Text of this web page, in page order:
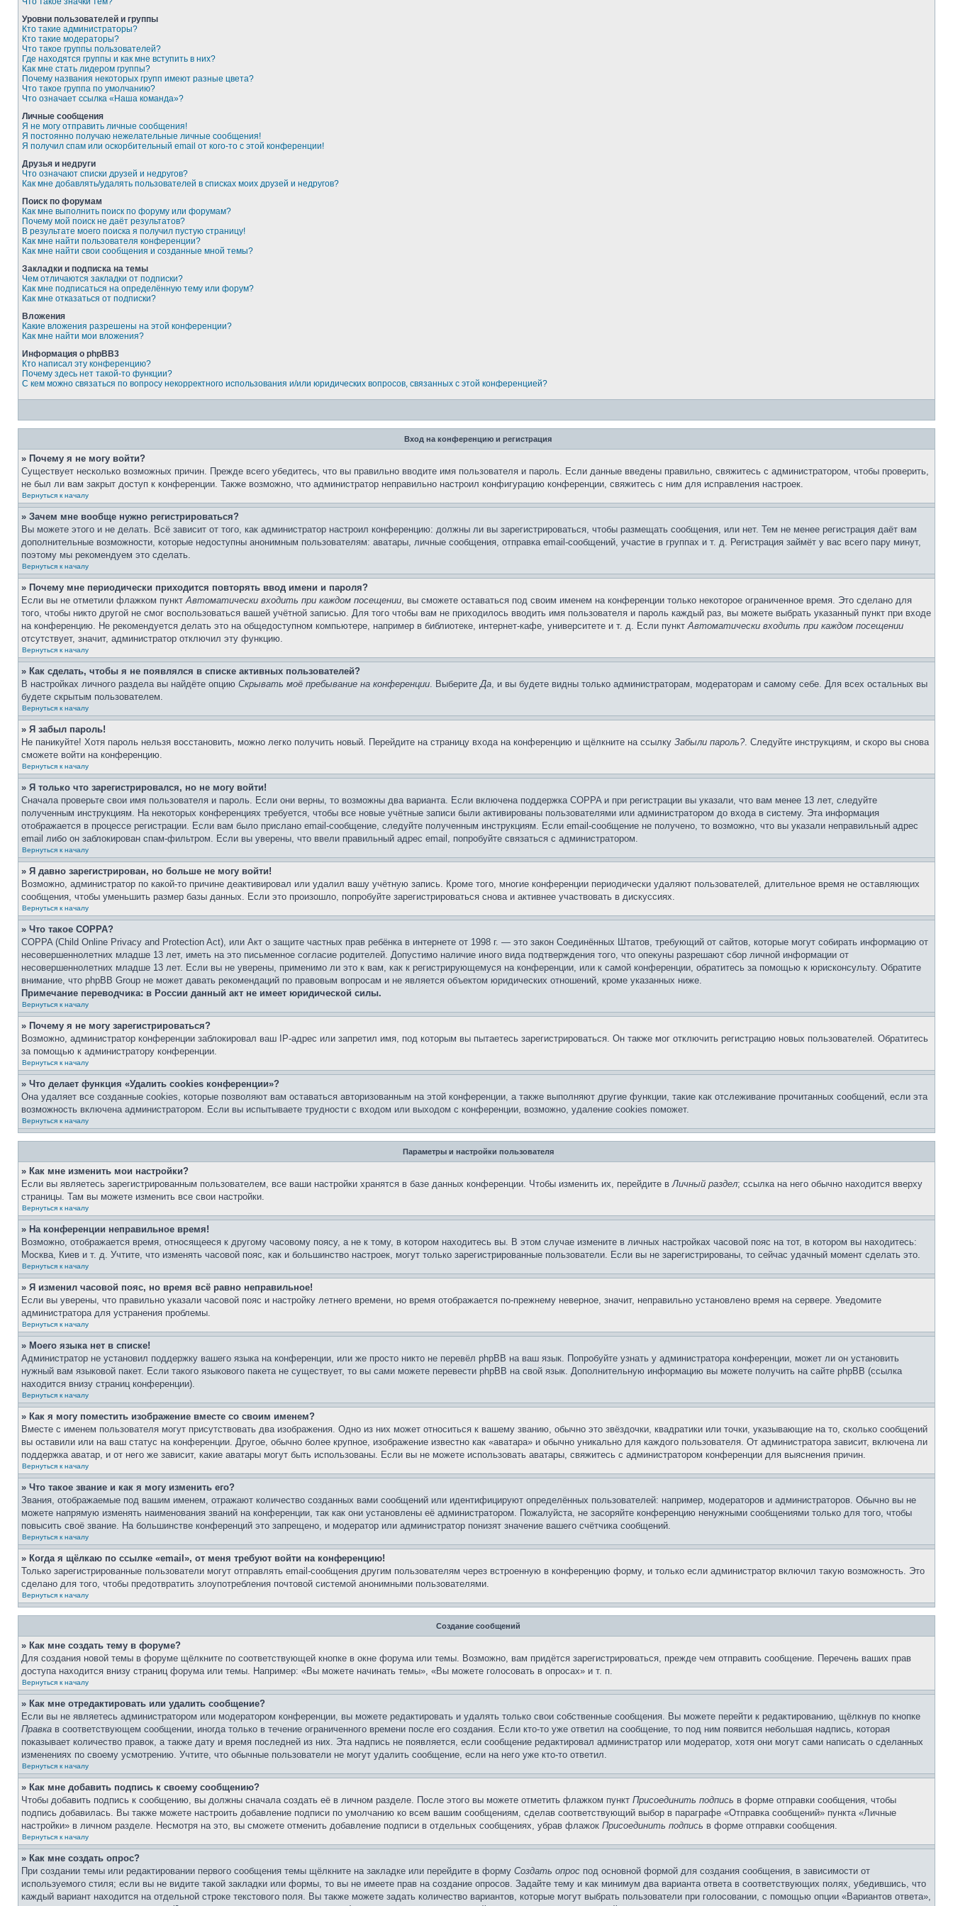
Уровни пользователей и группы
Кто такие администраторы?
Кто такие модераторы?
Что такое группы пользователей?
Где находятся группы и как мне вступить в них?
Как мне стать лидером группы?
Почему названия некоторых групп имеют разные цвета?
Что такое группа по умолчанию?
Что означает ссылка «Наша команда»?
Личные сообщения
Я не могу отправить личные сообщения!
Я постоянно получаю нежелательные личные сообщения!
Я получил спам или оскорбительный email от кого-то с этой конференции!
Друзья и недруги
Что означают списки друзей и недругов?
Как мне добавлять/удалять пользователей в списках моих друзей и недругов?
Поиск по форумам
Как мне выполнить поиск по форуму или форумам?
Почему мой поиск не даёт результатов?
В результате моего поиска я получил пустую страницу!
Как мне найти пользователя конференции?
Как мне найти свои сообщения и созданные мной темы?
Закладки и подписка на темы
Чем отличаются закладки от подписки?
Как мне подписаться на определённую тему или форум?
Как мне отказаться от подписки?
Вложения
Какие вложения разрешены на этой конференции?
Как мне найти мои вложения?
Информация о phpBB3
Кто написал эту конференцию?
Почему здесь нет такой-то функции?
С кем можно связаться по вопросу некорректного использования и/или юридических вопросов, связанных с этой конференцией?
Вход на конференцию и регистрация
» Почему я не могу войти?
Существует несколько возможных причин. Прежде всего убедитесь, что вы правильно вводите имя пользователя и пароль. Если данные введены правильно, свяжитесь с администратором, чтобы проверить,
не был ли вам закрыт доступ к конференции. Также возможно, что администратор неправильно настроил конфигурацию конференции, свяжитесь с ним для исправления настроек.
Вернуться к началу
» Зачем мне вообще нужно регистрироваться?
Вы можете этого и не делать. Всё зависит от того, как администратор настроил конференцию: должны ли вы зарегистрироваться, чтобы размещать сообщения, или нет. Тем не менее регистрация даёт вам
дополнительные возможности, которые недоступны анонимным пользователям: аватары, личные сообщения, отправка email-сообщений, участие в группах и т. д. Регистрация займёт у вас всего пару минут,
поэтому мы рекомендуем это сделать.
Вернуться к началу
» Почему мне периодически приходится повторять ввод имени и пароля?
Если вы не отметили флажком пунктАвтоматически входить при каждом посещении, вы сможете оставаться под своим именем на конференции только некоторое ограниченное время. Это сделано для
того, чтобы никто другой не смог воспользоваться вашей учётной записью. Для того чтобы вам не приходилось вводить имя пользователя и пароль каждый раз, вы можете выбрать указанный пункт при входе
на конференцию. Не рекомендуется делать это на общедоступном компьютере, например в библиотеке, интернет-кафе, университете и т. д. Если пунктАвтоматически входить при каждом посещении
отсутствует, значит, администратор отключил эту функцию.
Вернуться к началу
» Как сделать, чтобы я не появлялся в списке активных пользователей?
В настройках личного раздела вы найдёте опцию Скрывать моё пребывание на конференции. ВыберитеДа, и вы будете видны только администраторам, модераторам и самому себе. Для всех остальных вы
будете скрытым пользователем.
Вернуться к началу
» Я забыл пароль!
Не паникуйте! Хотя пароль нельзя восстановить, можно легко получить новый. Перейдите на страницу входа на конференцию и щёлкните на ссылку Забыли пароль?. Следуйте инструкциям, и скоро вы снова
сможете войти на конференцию.
Вернуться к началу
» Я только что зарегистрировался, но не могу войти!
Сначала проверьте свои имя пользователя и пароль. Если они верны, то возможны два варианта. Если включена поддержка COPPA и при регистрации вы указали, что вам менее 13 лет, следуйте
полученным инструкциям. На некоторых конференциях требуется, чтобы все новые учётные записи были активированы пользователями или администратором до входа в систему. Эта информация
отображается в процессе регистрации. Если вам было прислано email-сообщение, следуйте полученным инструкциям. Если email-сообщение не получено, то возможно, что вы указали неправильный адрес
email либо он заблокирован спам-фильтром. Если вы уверены, что ввели правильный адрес email, попробуйте связаться с администратором.
Вернуться к началу
» Я давно зарегистрирован, но больше не могу войти!
Возможно, администратор по какой-то причине деактивировал или удалил вашу учётную запись. Кроме того, многие конференции периодически удаляют пользователей, длительное время не оставляющих
сообщения, чтобы уменьшить размер базы данных. Если это произошло, попробуйте зарегистрироваться снова и активнее участвовать в дискуссиях.
Вернуться к началу
» Что такое COPPA?
COPPA (Child Online Privacy and Protection Act), или Акт о защите частных прав ребёнка в интернете от 1998 г. — это закон Соединённых Штатов, требующий от сайтов, которые могут собирать информацию от
несовершеннолетних младше 13 лет, иметь на это письменное согласие родителей. Допустимо наличие иного вида подтверждения того, что опекуны разрешают сбор личной информации от
несовершеннолетних младше 13 лет. Если вы не уверены, применимо ли это к вам, как к регистрирующемуся на конференции, или к самой конференции, обратитесь за помощью к юрисконсульту. Обратите
внимание, что phpBB Group не может давать рекомендаций по правовым вопросам и не является объектом юридических отношений, кроме указанных ниже.
Примечание переводчика: в России данный акт не имеет юридической силы.
Вернуться к началу
» Почему я не могу зарегистрироваться?
Возможно, администратор конференции заблокировал ваш IP-адрес или запретил имя, под которым вы пытаетесь зарегистрироваться. Он также мог отключить регистрацию новых пользователей. Обратитесь
за помощью к администратору конференции.
Вернуться к началу
» Что делает функция «Удалить cookies конференции»?
Она удаляет все созданные cookies, которые позволяют вам оставаться авторизованным на этой конференции, а также выполняют другие функции, такие как отслеживание прочитанных сообщений, если эта
возможность включена администратором. Если вы испытываете трудности с входом или выходом с конференции, возможно, удаление cookies поможет.
Вернуться к началу
Параметры и настройки пользователя
» Как мне изменить мои настройки?
Если вы являетесь зарегистрированным пользователем, все ваши настройки хранятся в базе данных конференции. Чтобы изменить их, перейдите вЛичный раздел; ссылка на него обычно находится вверху
страницы. Там вы можете изменить все свои настройки.
Вернуться к началу
» На конференции неправильное время!
Возможно, отображается время, относящееся к другому часовому поясу, а не к тому, в котором находитесь вы. В этом случае измените в личных настройках часовой пояс на тот, в котором вы находитесь:
Москва, Киев и т. д. Учтите, что изменять часовой пояс, как и большинство настроек, могут только зарегистрированные пользователи. Если вы не зарегистрированы, то сейчас удачный момент сделать это.
Вернуться к началу
» Я изменил часовой пояс, но время всё равно неправильное!
Если вы уверены, что правильно указали часовой пояс и настройку летнего времени, но время отображается по-прежнему неверное, значит, неправильно установлено время на сервере. Уведомите
администратора для устранения проблемы.
Вернуться к началу
» Моего языка нет в списке!
Администратор не установил поддержку вашего языка на конференции, или же просто никто не перевёл phpBB на ваш язык. Попробуйте узнать у администратора конференции, может ли он установить
нужный вам языковой пакет. Если такого языкового пакета не существует, то вы сами можете перевести phpBB на свой язык. Дополнительную информацию вы можете получить на сайте phpBB (ссылка
находится внизу страниц конференции).
Вернуться к началу
» Как я могу поместить изображение вместе со своим именем?
Вместе с именем пользователя могут присутствовать два изображения. Одно из них может относиться к вашему званию, обычно это звёздочки, квадратики или точки, указывающие на то, сколько сообщений
вы оставили или на ваш статус на конференции. Другое, обычно более крупное, изображение известно как «аватара» и обычно уникально для каждого пользователя. От администратора зависит, включена ли
поддержка аватар, и от него же зависит, какие аватары могут быть использованы. Если вы не можете использовать аватары, свяжитесь с администратором конференции для выяснения причин.
Вернуться к началу
» Что такое звание и как я могу изменить его?
Звания, отображаемые под вашим именем, отражают количество созданных вами сообщений или идентифицируют определённых пользователей: например, модераторов и администраторов. Обычно вы не
можете напрямую изменять наименования званий на конференции, так как они установлены её администратором. Пожалуйста, не засоряйте конференцию ненужными сообщениями только для того, чтобы
повысить своё звание. На большинстве конференций это запрещено, и модератор или администратор понизят значение вашего счётчика сообщений.
Вернуться к началу
» Когда я щёлкаю по ссылке «email», от меня требуют войти на конференцию!
Только зарегистрированные пользователи могут отправлять email-сообщения другим пользователям через встроенную в конференцию форму, и только если администратор включил такую возможность. Это
сделано для того, чтобы предотвратить злоупотребления почтовой системой анонимными пользователями.
Вернуться к началу
Создание сообщений
» Как мне создать тему в форуме?
Для создания новой темы в форуме щёлкните по соответствующей кнопке в окне форума или темы. Возможно, вам придётся зарегистрироваться, прежде чем отправить сообщение. Перечень ваших прав
доступа находится внизу страниц форума или темы. Например: «Вы можете начинать темы», «Вы можете голосовать в опросах» и т. п.
Вернуться к началу
» Как мне отредактировать или удалить сообщение?
Если вы не являетесь администратором или модератором конференции, вы можете редактировать и удалять только свои собственные сообщения. Вы можете перейти к редактированию, щёлкнув по кнопке
Правка в соответствующем сообщении, иногда только в течение ограниченного времени после его создания. Если кто-то уже ответил на сообщение, то под ним появится небольшая надпись, которая
показывает количество правок, а также дату и время последней из них. Эта надпись не появляется, если сообщение редактировал администратор или модератор, хотя они могут сами написать о сделанных
изменениях по своему усмотрению. Учтите, что обычные пользователи не могут удалить сообщение, если на него уже кто-то ответил.
Вернуться к началу
» Как мне добавить подпись к своему сообщению?
Чтобы добавить подпись к сообщению, вы должны сначала создать её в личном разделе. После этого вы можете отметить флажком пункт Присоединить подпись в форме отправки сообщения, чтобы
подпись добавилась. Вы также можете настроить добавление подписи по умолчанию ко всем вашим сообщениям, сделав соответствующий выбор в параграфе «Отправка сообщений» пункта «Личные
настройки» в личном разделе. Несмотря на это, вы сможете отменить добавление подписи в отдельных сообщениях, убрав флажок Присоединить подпись в форме отправки сообщения.
Вернуться к началу
» Как мне создать опрос?
При создании темы или редактировании первого сообщения темы щёлкните на закладке или перейдите в форму Создать опрос под основной формой для создания сообщения, в зависимости от
используемого стиля; если вы не видите такой закладки или формы, то вы не имеете прав на создание опросов. Задайте тему и как минимум два варианта ответа в соответствующих полях, убедившись, что
каждый вариант находится на отдельной строке текстового поля. Вы также можете задать количество вариантов, которые могут выбрать пользователи при голосовании, с помощью опции «Вариантов ответа»,